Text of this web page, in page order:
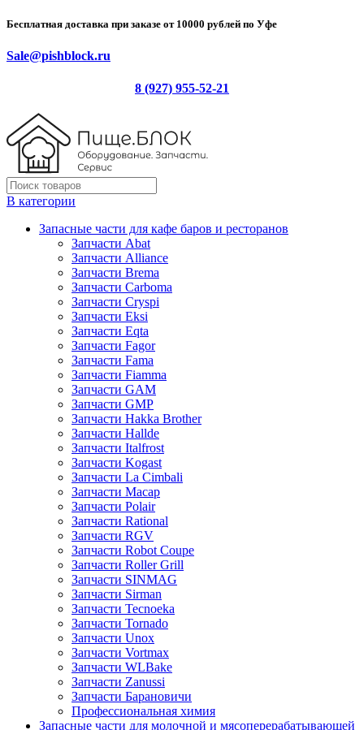
Бесплатная доставка при заказе от 10000 рублей по Уфе
Sale@pishblock.ru
8 (927) 955-52-21
В категории
Запасные части для кафе баров и ресторанов
Запчасти Abat
Запчасти Alliance
Запчасти Brema
Запчасти Carboma
Запчасти Cryspi
Запчасти Eksi
Запчасти Eqta
Запчасти Fagor
Запчасти Fama
Запчасти Fiamma
Запчасти GAM
Запчасти GMP
Запчасти Hakka Brother
Запчасти Hallde
Запчасти Italfrost
Запчасти Kogast
Запчасти La Cimbali
Запчасти Macap
Запчасти Polair
Запчасти Rational
Запчасти RGV
Запчасти Robot Coupe
Запчасти Roller Grill
Запчасти SINMAG
Запчасти Sirman
Запчасти Tecnoeka
Запчасти Tornado
Запчасти Unox
Запчасти Vortmax
Запчасти WLBake
Запчасти Zanussi
Запчасти Барановичи
Профессиональная химия
Запасные части для молочной и мясоперерабатывающей